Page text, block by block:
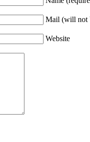
Mail (will not
Website